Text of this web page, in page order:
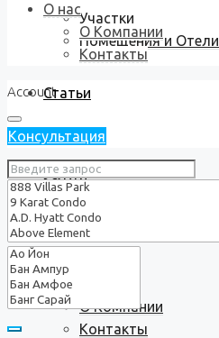
Участки
Помещения и Отели
Статьи
Услуги
О нас
О Компании
Контакты
О нас
О Компании
Контакты
Account
Консультация